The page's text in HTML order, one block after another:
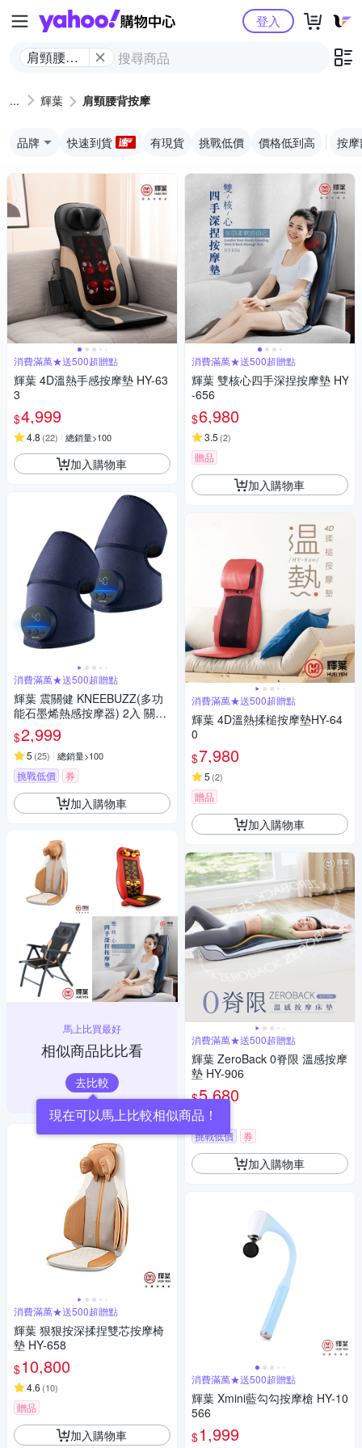
Yahoo購物中心
肩頸腰背
登入
輝葉 肩頸腰背按摩
品牌 快速到貨 有現貨 挑戰低價 價格低到高 按
消費滿萬★送500超贈點
輝葉 4D溫熱手感按摩墊 HY-63
3
$4,999
4.8 (22) 總銷量>100
加入購物車
消費滿萬★送500超贈點
輝葉 震關健 KNEEBUZZ(多功
能石墨烯熱感按摩器) 2入 關節
按摩 膝蓋按摩 HY-762
$2,999
5 (25) 總銷量>100
挑戰低價 券
加入購物車
馬上比買最好
相似商品比比看
去比較
現在可以馬上比較相似商品！
消費滿萬★送500超贈點
輝葉 狠狠按深揉捏雙芯按摩椅
墊 HY-658
$10,800
4.6 (10)
贈品
加入購物車
消費滿萬★送500超贈點
輝葉 雙核心四手深捏按摩墊 HY
-656
$6,980
3.5 (2)
贈品
加入購物車
消費滿萬★送500超贈點
輝葉 4D溫熱揉槌按摩墊HY-64
0
$7,980
5 (2)
贈品
加入購物車
消費滿萬★送500超贈點
輝葉 ZeroBack 0脊限 溫感按摩
墊 HY-906
$5,680
挑戰低價 券
加入購物車
消費滿萬★送500超贈點
輝葉 Xmini藍勾勾按摩槍 HY-10
566
$1,999